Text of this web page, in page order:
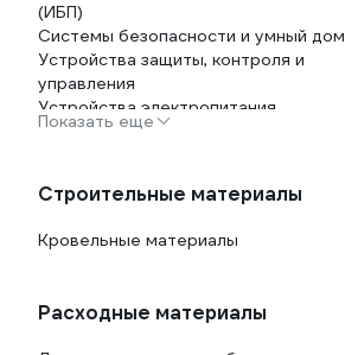
(ИБП)
Системы безопасности и умный дом
Устройства защиты, контроля и
управления
Устройства электропитания
Показать еще
Строительные материалы
Кровельные материалы
Расходные материалы